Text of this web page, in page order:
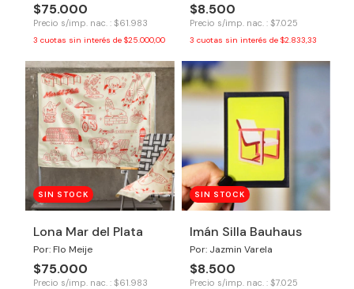
$75.000
Precio s/imp. nac. : $61.983
3 cuotas sin interés de $25.000,00
$8.500
Precio s/imp. nac. : $7.025
3 cuotas sin interés de $2.833,33
SIN STOCK
Lona Mar del Plata
Por: Flo Meije
$75.000
Precio s/imp. nac. : $61.983
SIN STOCK
Imán Silla Bauhaus
Por: Jazmin Varela
$8.500
Precio s/imp. nac. : $7.025